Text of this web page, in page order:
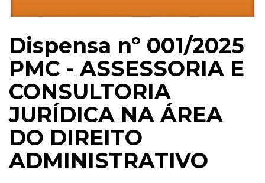
Dispensa nº 001/2025
PMC - ASSESSORIA E
CONSULTORIA
JURÍDICA NA ÁREA
DO DIREITO
ADMINISTRATIVO